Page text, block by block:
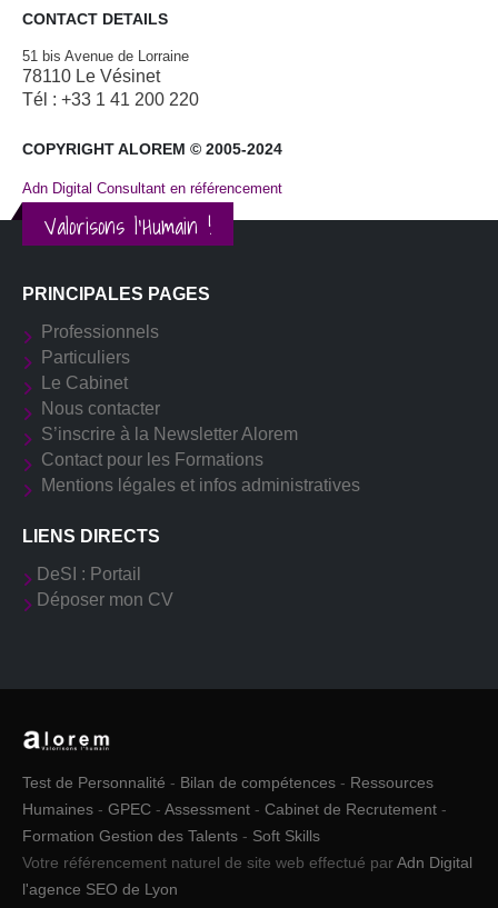
CONTACT DETAILS
51 bis Avenue de Lorraine
78110 Le Vésinet
Tél : +33 1 41 200 220
COPYRIGHT ALOREM © 2005-2024
Adn Digital Consultant en référencement
Valorisons l'Humain !
PRINCIPALES PAGES
Professionnels
Particuliers
Le Cabinet
Nous contacter
S’inscrire à la Newsletter Alorem
Contact pour les Formations
Mentions légales et infos administratives
LIENS DIRECTS
DeSI : Portail
Déposer mon CV
Test de Personnalité - Bilan de compétences - Ressources
Humaines - GPEC - Assessment - Cabinet de Recrutement -
Formation Gestion des Talents - Soft Skills
Votre référencement naturel de site web effectué parAdn Digital
l'agence SEO de Lyon